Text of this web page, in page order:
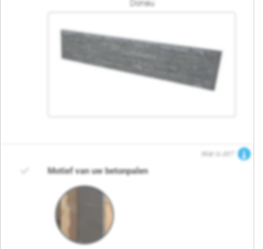
Donau
Wat is dit?
Motief van uw betonpalen